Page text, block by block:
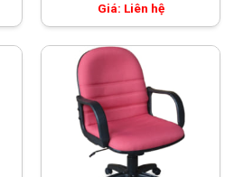
Giá: Liên hệ